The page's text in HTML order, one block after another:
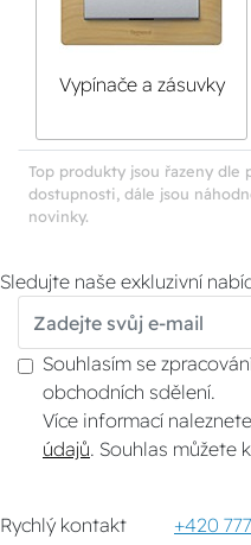
Vypínače a zásuvky
Top produkty jsou řazeny dle
dostupnosti, dále jsou
novinky.
Sledujte naše exkluzivní
Souhlasím se
obchodních sdělení.
Více informací
údajů . Souhlas
Rychlý kontakt +420